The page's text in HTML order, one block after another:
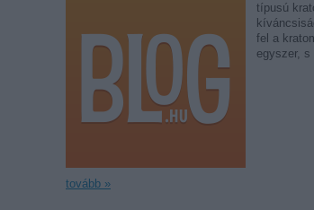
típusú
fel a
egyszer,
tovább »